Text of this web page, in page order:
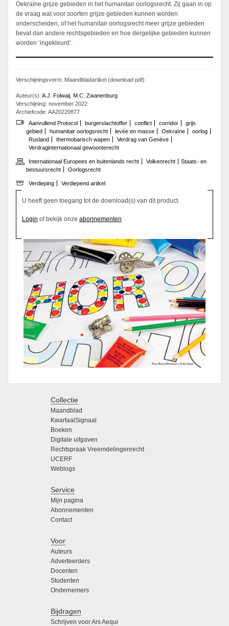
Oekraïne grijze gebieden in het humanitair oorlogsrecht. Zij gaan in op
de vraag wat voor soorten grijze gebieden kunnen worden
onderscheiden, of het humanitair oorlogsrecht meer grijze gebieden
bevat dan andere rechtsgebieden en hoe dergelijke gebieden kunnen
worden ‘ingekleurd’.
Verschijningsvorm: Maandbladartikel (download pdf)
Auteur(s): A.J. Folwaij M.C. Zwanenburg
Verschijning: november 2022
Archiefcode: AA20220877
Aanvullend Protocol
burgerslachtoffer conflict corridor
grijs
gebied
humanitair oorlogsrecht levée en masse Oekraïne
oorlog
Rusland
thermobarisch wapen
Verdrag van Genève
Verdraginternationaal gewoonterecht
Internationaal Europees en buitenlands recht Volkenrecht
Staats- en
bestuursrecht
Oorlogsrecht
Verdieping Verdiepend artikel
U heeft geen toegang tot de download(s) van dit product.
Login of bekijk onze abonnementen
Collectie
Maandblad
KwartaalSignaal
Boeken
Digitale uitgaven
Rechtspraak Vreemdelingenrecht
UCERF
Weblogs
Service
Mijn pagina
Abonnementen
Contact
Voor
Auteurs
Adverteerders
Docenten
Studenten
Ondernemers
Bijdragen
Schrijven voor Ars Aequi